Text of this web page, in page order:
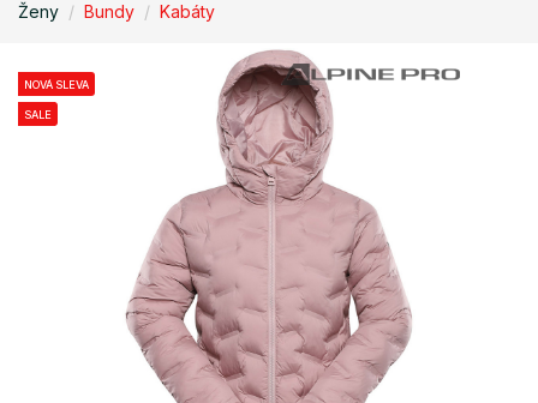
Ženy Bundy Kabáty
NOVÁ SLEVA
SALE